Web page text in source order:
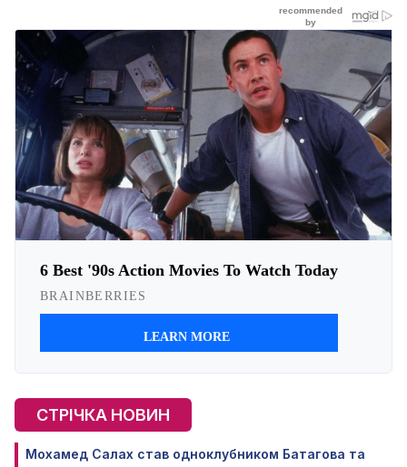
СТРІЧКА НОВИН
Мохамед Салах став одноклубником Батагова та